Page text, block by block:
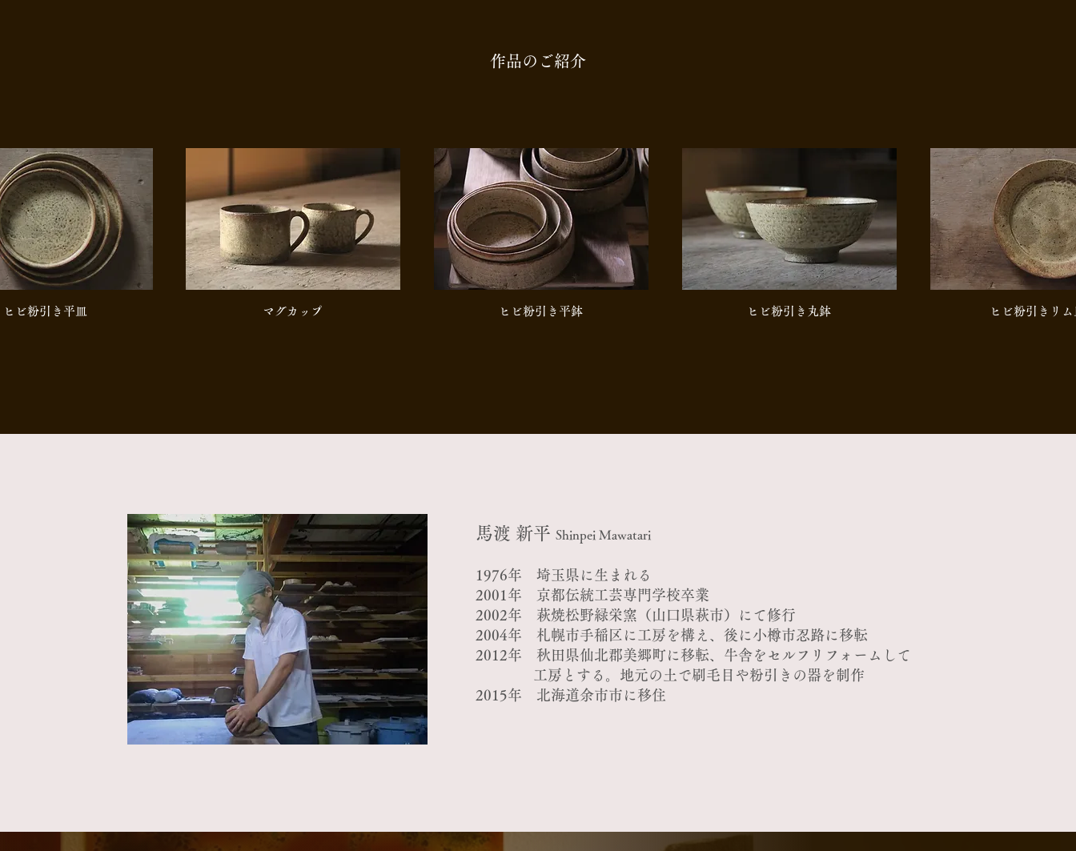
作品のご紹介
​ヒビ粉引き平皿 マグカップ ​ヒビ粉引き平鉢 ​ヒビ粉引き丸鉢 ヒビ粉引きリム
馬渡 新平 Shinpei Mawatari
1976年 埼玉県に生まれる
2001年 京都伝統工芸専門学校卒業
2002年 萩焼松野緑栄窯（山口県萩市）にて修行
2004年 札幌市手稲区に工房を構え、後に小樽市忍路に移転
2012年 秋田県仙北郡美郷町に移転、牛舎をセルフリフォームして
工房とする。地元の土で刷毛目や粉引きの器を制作
2015年 北海道余市市に移住